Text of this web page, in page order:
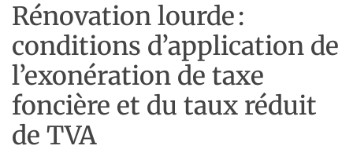
Rénovation lourde :
conditions d’application de
l’exonération de taxe
foncière et du taux réduit
de TVA